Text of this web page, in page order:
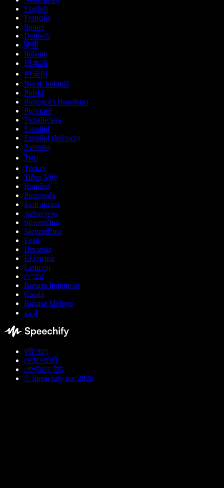
English
Français
Suomi
Deutsch
हिन्दी
Italiano
日本語
한국어
Norsk bokmål
Polski
Português Brasileiro
Русский
Українська
Español
Español (México)
Svenska
ไทย
Türkçe
Tiếng Việt
Română
Português
Български
ქართული
Slovenčina
Slovenščina
Eesti
Hrvatski
Ελληνικά
Lietuvių
עברית
Bahasa Indonesia
Català
Bahasa Melayu
اردو
কুকি পছন্দ
সেবার শর্তাবলী
গোপনীয়তা নীতি
© Speechify Inc 2026